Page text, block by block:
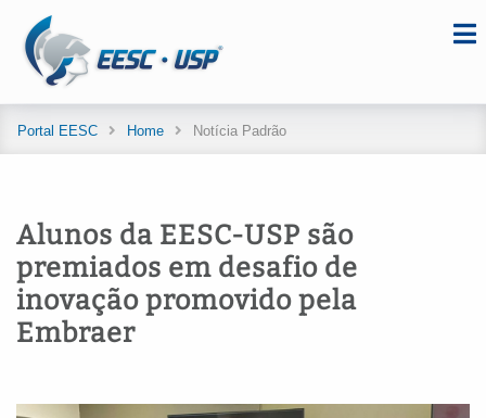
Portal EESC Home Notícia Padrão
Alunos da EESC-USP são
premiados em desafio de
inovação promovido pela
Embraer